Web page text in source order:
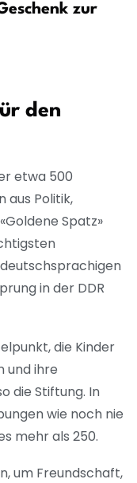
zur
den
etwa 500
aus Politik,
Spatz»
in der DDR
die Kinder
und ihre
die Stiftung. In
wie noch nie
mehr als 250.
um Freundschaft,